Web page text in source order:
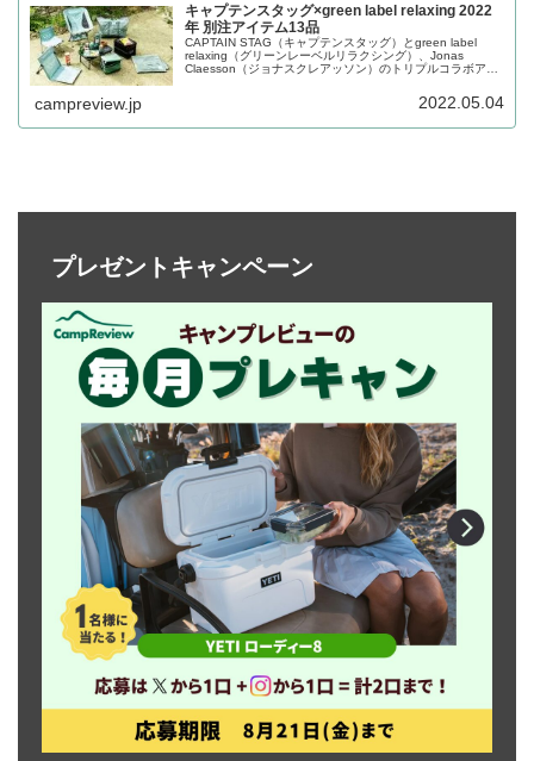
キャプテンスタッグ×green label relaxing 2022
年 別注アイテム13品
CAPTAIN STAG（キャプテンスタッグ）とgreen label
relaxing（グリーンレーベルリラクシング）、Jonas
Claesson（ジョナスクレアッソン）のトリプルコラボアイ
campreview.jp 2022.05.04
プレゼントキャンペーン